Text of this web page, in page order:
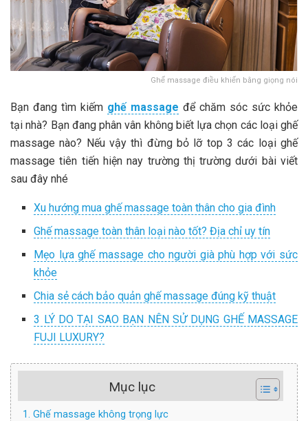
Ghế massage điều khiến bằng giọng nói
Bạn đang tìm kiếm ghế massage để chăm sóc sức khỏe
tại nhà? Bạn đang phân vân không biết lựa chọn các loại ghế
massage nào? Nếu vậy thì đừng bỏ lỡ top 3 các loại ghế
massage tiên tiến hiện nay trường thị trường dưới bài viết
sau đây nhé
Xu hướng mua ghế massage toàn thân cho gia đình
Ghế massage toàn thân loại nào tốt? Địa chỉ uy tín
Mẹo lựa ghế massage cho người già phù hợp với sức
khỏe
Chia sẻ cách bảo quản ghế massage đúng kỹ thuật
3 LÝ DO TẠI SAO BẠN NÊN SỬ DỤNG GHẾ MASSAGE
FUJI LUXURY?
Mục lục
1. Ghế massage không trọng lực